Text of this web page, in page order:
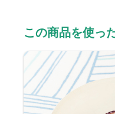
この商品を使っ